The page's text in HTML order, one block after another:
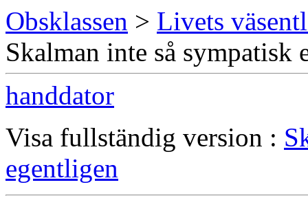
Obsklassen > Livets
Skalman inte så sympatisk
handdator
Visa fullständig version :
egentligen